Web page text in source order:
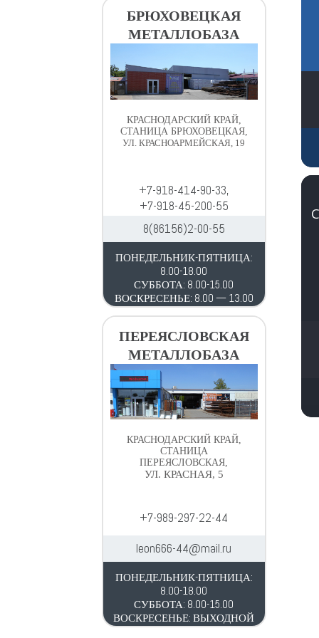
и
г
ц
и
е
р
и
м
м
у
БРЮХОВЕЦКАЯ
МЕТАЛЛОБАЗА
КРАСНОДАРСКИЙ КРАЙ,
СТАНИЦА БРЮХОВЕЦКАЯ,
УЛ. КРАСНОАРМЕЙСКАЯ, 19
+7-918-414-90-33,
+7-918-45-200-55
8(86156)2-00-55
ПОНЕДЕЛЬНИК-ПЯТНИЦА:
8.00-18.00
СУББОТА: 8.00-15.00
ВОСКРЕСЕНЬЕ: 8.00 — 13.00
ПЕРЕЯСЛОВСКАЯ
МЕТАЛЛОБАЗА
КРАСНОДАРСКИЙ КРАЙ,
СТАНИЦА
ПЕРЕЯСЛОВСКАЯ,
УЛ. КРАСНАЯ, 5
+7-989-297-22-44
leon666-44@mail.ru
ПОНЕДЕЛЬНИК-ПЯТНИЦА:
8.00-18.00
СУББОТА: 8.00-15.00
ВОСКРЕСЕНЬЕ: ВЫХОДНОЙ